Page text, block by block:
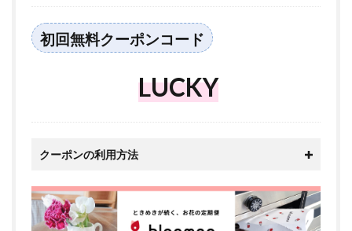
初回無料クーポンコード
LUCKY
クーポンの利用方法